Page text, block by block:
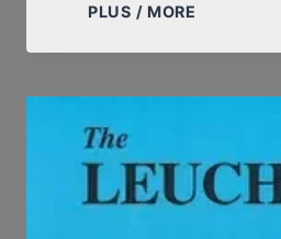
PLUS / MORE
EXPLIQUE
PAR
LA